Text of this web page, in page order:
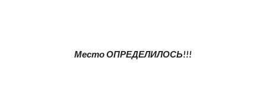
Место ОПРЕДЕЛИЛОСЬ!!!